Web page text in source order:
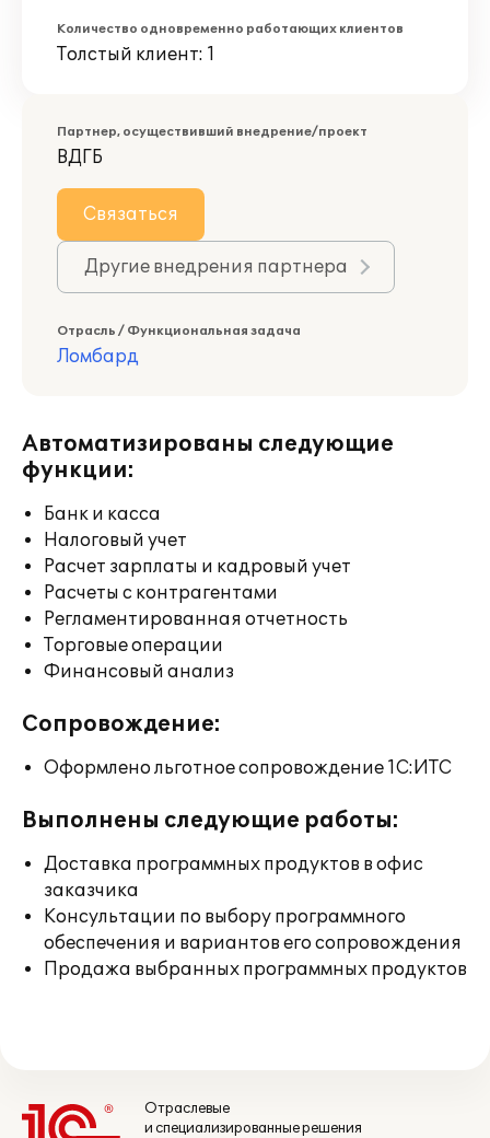
Количество одновременно работающих клиентов
Толстый клиент: 1
Партнер, осуществивший внедрение/проект
ВДГБ
Связаться
Другие внедрения партнера
Отрасль / Функциональная задача
Ломбард
Автоматизированы следующие
функции:
Банк и касса
Налоговый учет
Расчет зарплаты и кадровый учет
Расчеты с контрагентами
Регламентированная отчетность
Торговые операции
Финансовый анализ
Сопровождение:
Оформлено льготное сопровождение 1С:ИТС
Выполнены следующие работы:
Доставка программных продуктов в офис
заказчика
Консультации по выбору программного
обеспечения и вариантов его сопровождения
Продажа выбранных программных продуктов
Отраслевые
и специализированные решения